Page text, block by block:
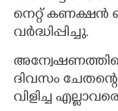
നെറ്റ് കണക്ഷൻ
വർദ്ധിപ്പിച്ചു.
ദിവസം
വിളിച്ച